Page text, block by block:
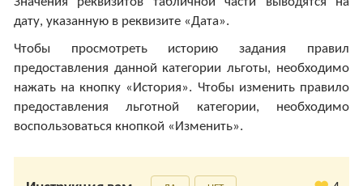
дату, указанную в реквизите «Дата».
Чтобы просмотреть историю задания правил
предоставления данной категории льготы, необходимо
нажать на кнопку «История». Чтобы изменить правило
предоставления льготной категории, необходимо
воспользоваться кнопкой «Изменить».